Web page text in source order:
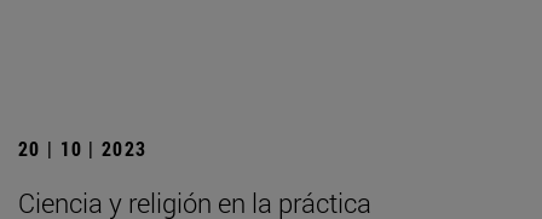
20 | 10 | 2023
Ciencia y religión en la práctica